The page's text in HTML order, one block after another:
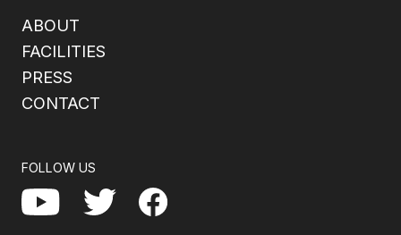
ABOUT
FACILITIES
PRESS
CONTACT
FOLLOW US
YouTube Twitter Facebook